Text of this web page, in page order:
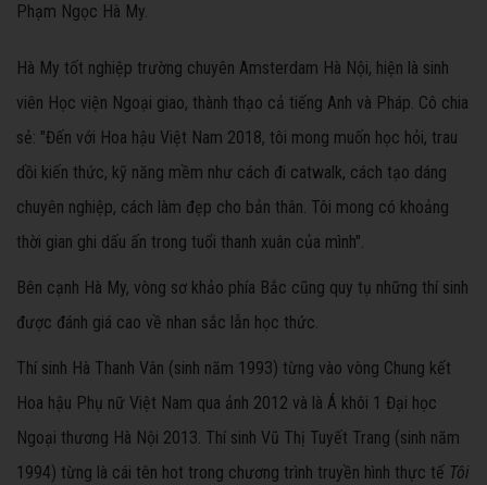
Phạm Ngọc Hà My.
Hà My tốt nghiệp trường chuyên Amsterdam Hà Nội, hiện là sinh
viên Học viện Ngoại giao, thành thạo cả tiếng Anh và Pháp. Cô chia
sẻ: "Đến với Hoa hậu Việt Nam 2018, tôi mong muốn học hỏi, trau
dồi kiến thức, kỹ năng mềm như cách đi catwalk, cách tạo dáng
chuyên nghiệp, cách làm đẹp cho bản thân. Tôi mong có khoảng
thời gian ghi dấu ấn trong tuổi thanh xuân của mình".
Bên cạnh Hà My, vòng sơ khảo phía Bắc cũng quy tụ những thí sinh
được đánh giá cao về nhan sắc lẫn học thức.
Thí sinh Hà Thanh Vân (sinh năm 1993) từng vào vòng Chung kết
Hoa hậu Phụ nữ Việt Nam qua ảnh 2012 và là Á khôi 1 Đại học
Ngoại thương Hà Nội 2013. Thí sinh Vũ Thị Tuyết Trang (sinh năm
1994) từng là cái tên hot trong chương trình truyền hình thực tế Tôi